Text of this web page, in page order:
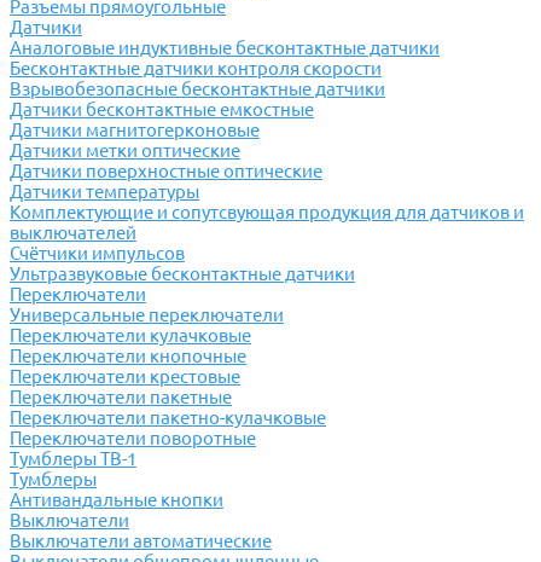
Разъемы прямоугольные
Датчики
Аналоговые индуктивные бесконтактные датчики
Бесконтактные датчики контроля скорости
Взрывобезопасные бесконтактные датчики
Датчики бесконтактные емкостные
Датчики магнитогерконовые
Датчики метки оптические
Датчики поверхностные оптические
Датчики температуры
Комплектующие и сопутсвующая продукция для датчиков и
выключателей
Счётчики импульсов
Ультразвуковые бесконтактные датчики
Переключатели
Универсальные переключатели
Переключатели кулачковые
Переключатели кнопочные
Переключатели крестовые
Переключатели пакетные
Переключатели пакетно-кулачковые
Переключатели поворотные
Тумблеры ТВ-1
Тумблеры
Антивандальные кнопки
Выключатели
Выключатели автоматические